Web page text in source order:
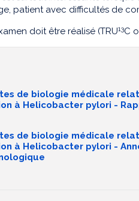
patient avec difficultés de
doit être réalisé (TRU13C
de biologie médicale
à Helicobacter pylori -
de biologie médicale
à Helicobacter pylori -